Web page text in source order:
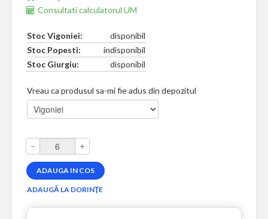
Consultati calculatorul UM
Stoc Vigoniei:
disponibil
Stoc Popesti:
indisponibil
Stoc Giurgiu:
disponibil
Vreau ca produsul sa-mi fie adus din depozitul
– +